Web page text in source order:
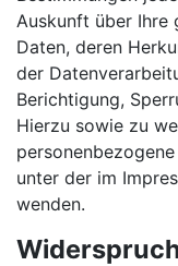
Auskunft über Ihre
Daten, deren
der
Berichtigung,
Hierzu sowie zu
unter der im
wenden.